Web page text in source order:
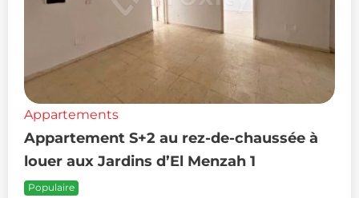
Appartements
Appartement S+2 au rez-de-chaussée à
louer aux Jardins d’El Menzah 1
Populaire